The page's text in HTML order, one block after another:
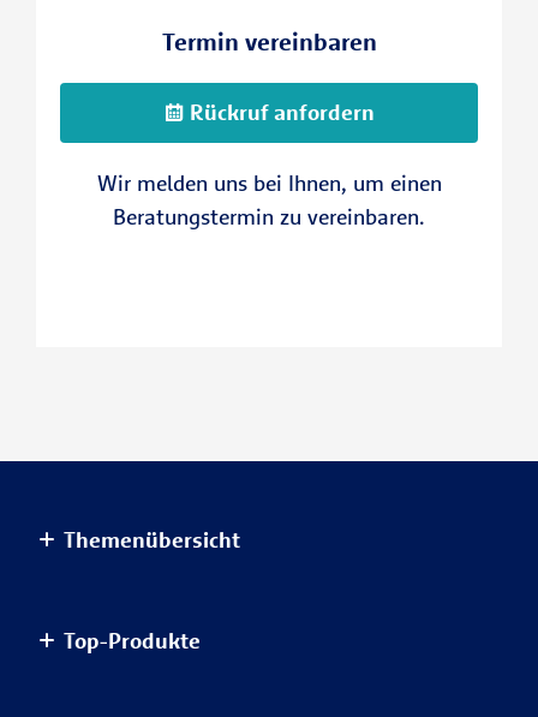
Termin vereinbaren
Rückruf anfordern
Wir melden uns bei Ihnen, um einen
Beratungstermin zu vereinbaren.
Themenübersicht
Haus & Wohnung
Top-Produkte